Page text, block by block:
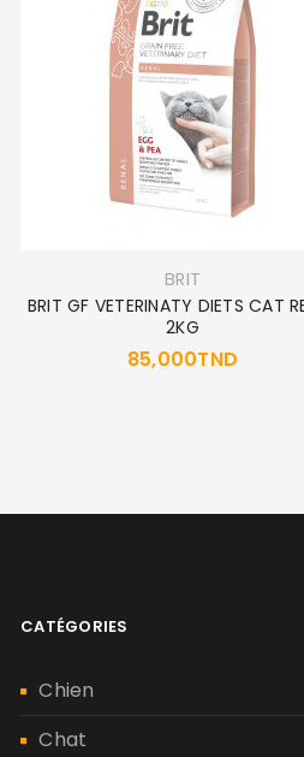
SE CONNECTER
MOT DE PASSE PERDU ?
BRIT
BRIT GF VETERINATY DIETS CAT
2KG
85,000TND
CATÉGORIES
Chien
Chat